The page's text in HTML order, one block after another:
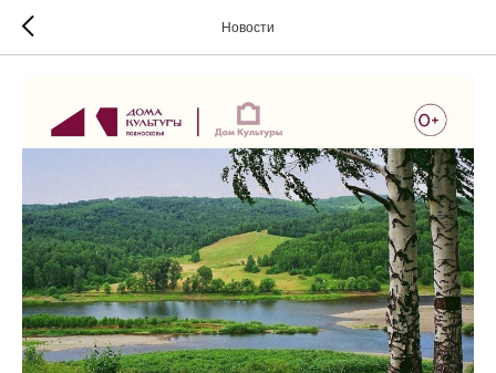
Новости